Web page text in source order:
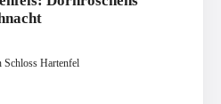
Schloss Hartenfel